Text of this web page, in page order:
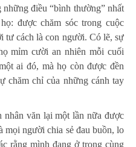
điều “bình thường” nhất
được chăm sóc trong cuộc
tư cách là con người. Có lẽ, sự
mỉm cười an nhiên mỗi cuối
ai đó, mà họ còn được đền
chăm chỉ của những cánh tay
văn lại một lần nữa được
mọi người chia sẻ đau buồn, lo
rằng mình đang ở trong cùng